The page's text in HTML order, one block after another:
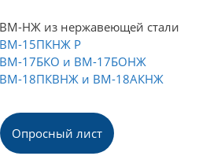
ВМ-НЖ из нержавеющей стали
ВМ-15ПКНЖ Р
ВМ-17БКО и ВМ-17БОНЖ
ВМ-18ПКВНЖ и ВМ-18АКНЖ
Опpосный лист